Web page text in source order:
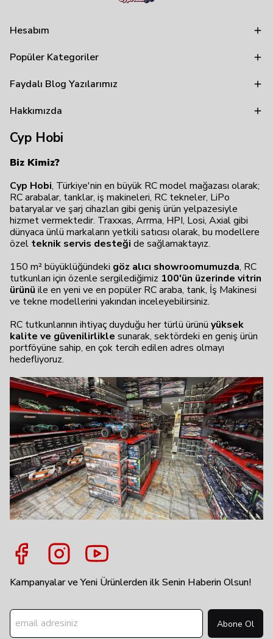
Hesabım
Popüler Kategoriler
Faydalı Blog Yazılarımız
Hakkımızda
Cyp Hobi
Biz Kimiz?
Cyp Hobi, Türkiye'nin en büyük RC model mağazası olarak;
RC arabalar, tanklar, iş makineleri, RC tekneler, LiPo
bataryalar ve şarj cihazları gibi geniş ürün yelpazesiyle
hizmet vermektedir. Traxxas, Arrma, HPI, Losi, Axial gibi
dünyaca ünlü markaların yetkili satıcısı olarak, bu modellere
özel teknik servis desteği de sağlamaktayız.
150 m² büyüklüğündeki göz alıcı showroomumuzda, RC
tutkunları için özenle sergilediğimiz 100'ün üzerinde vitrin
ürünü ile en yeni ve en popüler RC araba, tank, İş Makinesi
ve tekne modellerini yakından inceleyebilirsiniz.
RC tutkunlarının ihtiyaç duyduğu her türlü ürünü yüksek
kalite ve güvenilirlikle sunarak, sektördeki en geniş ürün
portföyüne sahip, en çok tercih edilen adres olmayı
hedefliyoruz.
Kampanyalar ve Yeni Ürünlerden ilk Senin Haberin Olsun!
Abone Ol